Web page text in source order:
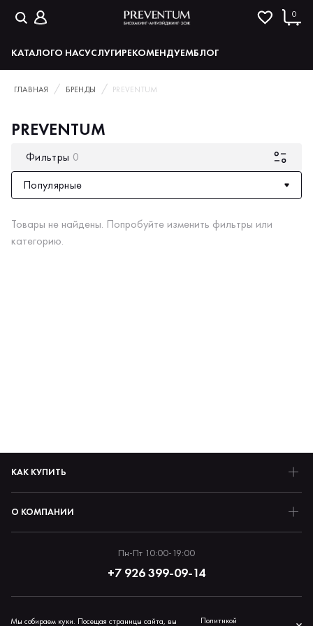
0
КАТАЛОГО НАСУСЛУГИРЕКОМЕНДУЕМБЛОГ
ГЛАВНАЯ БРЕНДЫ PREVENTUM
PREVENTUM
Фильтры 0
Популярные
Товары не найдены. Попробуйте изменить фильтры или
категорию.
КАК КУПИТЬ
О КОМПАНИИ
Пн-Пт 10:00-19:00
+7 926 399-09-14
Политика обработки персональных данных
Мы собираем куки. Посещая страницы сайта, вы
Политикой